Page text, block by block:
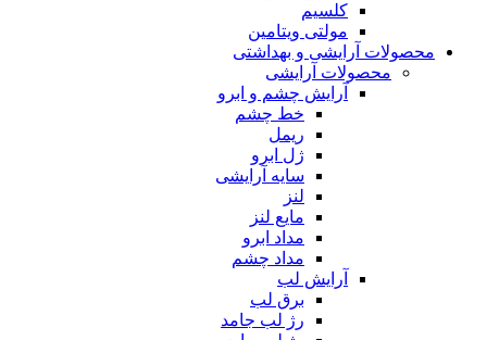
کلسیم
مولتی ویتامین
محصولات آرایشی و بهداشتی
محصولات آرایشی
آرایش چشم و ابرو
خط چشم
ریمل
ژل ابرو
سایه آرایشی
لنز
مایع لنز
مداد ابرو
مداد چشم
آرایش لب
برق لب
رژ لب جامد